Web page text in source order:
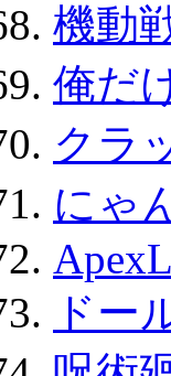
機動
俺だ
クラ
にゃ
ドー